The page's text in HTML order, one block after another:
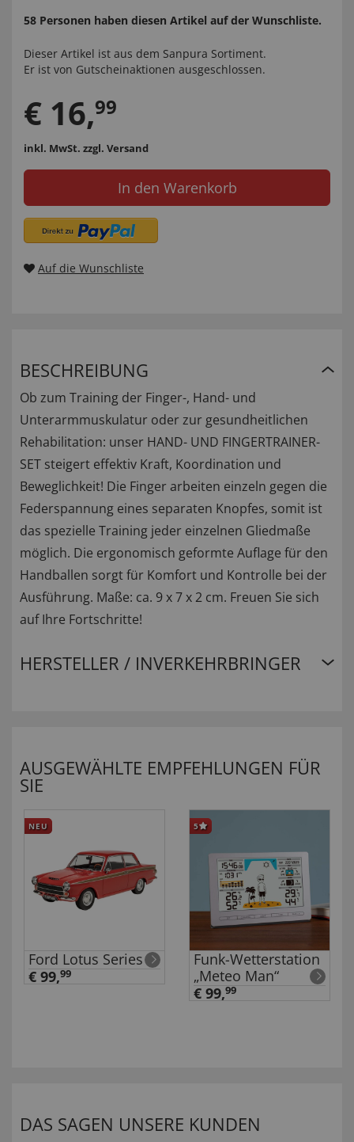
58 Personen haben diesen Artikel auf der Wunschliste.
Dieser Artikel ist aus dem Sanpura Sortiment.
Er ist von Gutscheinaktionen ausgeschlossen.
€ 16,99
inkl. MwSt. zzgl. Versand
In den Warenkorb
Auf die Wunschliste
BESCHREIBUNG
Ob zum Training der Finger-, Hand- und
Unterarmmuskulatur oder zur gesundheitlichen
Rehabilitation: unser HAND- UND FINGERTRAINER-
SET steigert effektiv Kraft, Koordination und
Beweglichkeit! Die Finger arbeiten einzeln gegen die
Federspannung eines separaten Knopfes, somit ist
das spezielle Training jeder einzelnen Gliedmaße
möglich. Die ergonomisch geformte Auflage für den
Handballen sorgt für Komfort und Kontrolle bei der
Ausführung. Maße: ca. 9 x 7 x 2 cm. Freuen Sie sich
auf Ihre Fortschritte!
HERSTELLER / INVERKEHRBRINGER
AUSGEWÄHLTE EMPFEHLUNGEN FÜR
SIE
NEU
Ford Lotus Series III
€ 99,99
5
Funk-Wetterstation
„Meteo Man“
€ 99,99
DAS SAGEN UNSERE KUNDEN